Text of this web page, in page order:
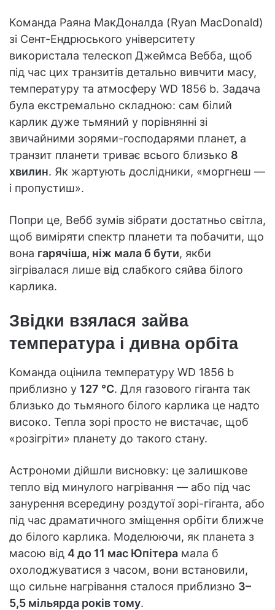
Команда Раяна МакДоналда (Ryan MacDonald)
зі Сент-Ендрюського університету
використала телескоп Джеймса Вебба, щоб
під час цих транзитів детально вивчити масу,
температуру та атмосферу WD 1856 b. Задача
була екстремально складною: сам білий
карлик дуже тьмяний у порівнянні зі
звичайними зорями-господарями планет, а
транзит планети триває всього близько 8
хвилин. Як жартують дослідники, «моргнеш —
і пропустиш».
Попри це, Вебб зумів зібрати достатньо світла,
щоб виміряти спектр планети та побачити, що
вона гарячіша, ніж мала б бути, якби
зігрівалася лише від слабкого сяйва білого
карлика.
Звідки взялася зайва
температура і дивна орбіта
Команда оцінила температуру WD 1856 b
приблизно у 127 °C. Для газового гіганта так
близько до тьмяного білого карлика це надто
високо. Тепла зорі просто не вистачає, щоб
«розігріти» планету до такого стану.
Астрономи дійшли висновку: це залишкове
тепло від минулого нагрівання — або під час
занурення всередину роздутої зорі-гіганта, або
під час драматичного зміщення орбіти ближче
до білого карлика. Моделюючи, як планета з
масою від 4 до 11 мас Юпітера мала б
охолоджуватися з часом, вони встановили,
що сильне нагрівання сталося приблизно 3–
5,5 мільярда років тому.